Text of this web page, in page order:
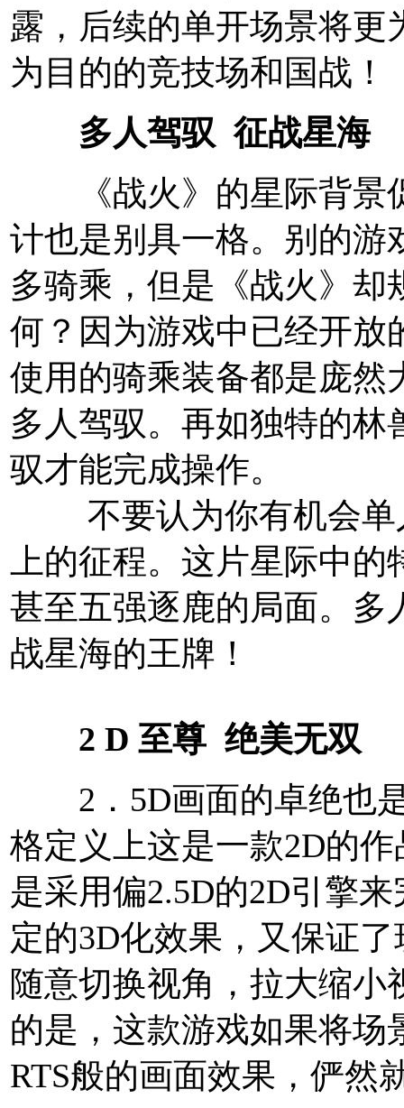
露，后续的单开场景将更
为目的的竞技场和国战！
多人驾驭 征战星海
《战火》的星际背景
计也是别具一格。别的游
多骑乘，但是《战火》
何？因为游戏中已经开放
使用的骑乘装备都是庞然
多人驾驭。再如独特的
驭才能完成操作。
不要认为你有机会单
上的征程。这片星际中
甚至五强逐鹿的局面。多
战星海的王牌！
2 D 至尊 绝美无双
2．5D画面的卓绝也是
格定义上这是一款2D的
是采用偏2.5D的2D引擎
定的3D化效果，又保证
随意切换视角，拉大缩
的是，这款游戏如果将场
RTS般的画面效果，俨然